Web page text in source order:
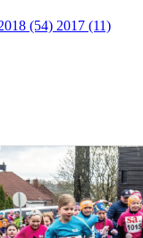
(54) 2017 (11)